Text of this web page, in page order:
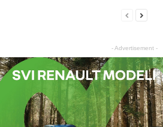
- Advertisement -